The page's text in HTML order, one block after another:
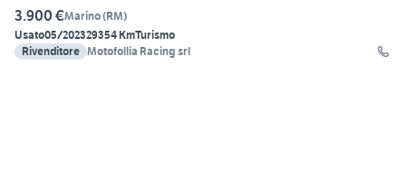
3.900 €Marino(RM)
Usato05/202329354 KmTurismo
Rivenditore Motofollia Racing srl